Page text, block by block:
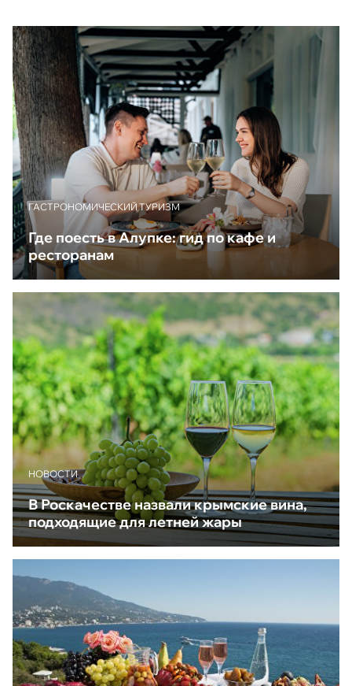
ГАСТРОНОМИЧЕСКИЙ ТУРИЗМ
Где поесть в Алупке: гид по кафе и
ресторанам
НОВОСТИ
В Роскачестве назвали крымские вина,
подходящие для летней жары